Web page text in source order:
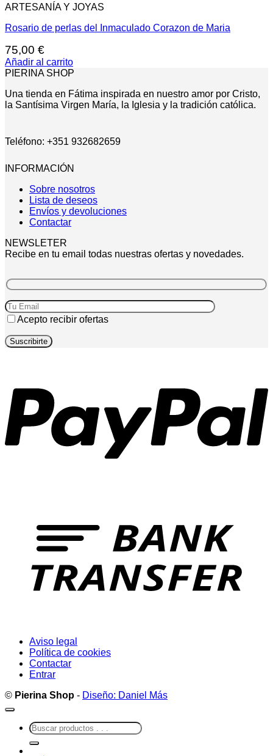
ARTESANÍA Y JOYAS
Rosario de perlas del Inmaculado Corazon de Maria
75,00 €
Añadir al carrito
PIERINA SHOP
Una tienda en Fátima inspirada en nuestro amor por Cristo,
la Santísima Virgen María, la Iglesia y la tradición católica.
Teléfono: +351 932682659
INFORMACIÓN
Sobre nosotros
Lista de deseos
Envíos y devoluciones
Contactar
NEWSLETER
Recibe en tu email todas nuestras ofertas y novedades.
Acepto recibir ofertas
Aviso legal
Política de cookies
Contactar
Entrar
© Pierina Shop - Diseño: Daniel Más
Buscar
por: